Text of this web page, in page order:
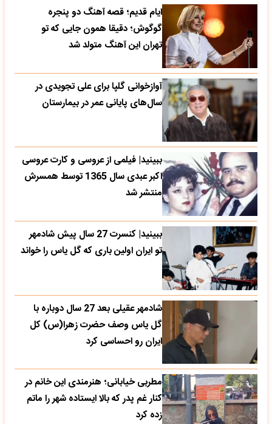
ایام قدیم؛ قصه آهنگ دو پنجره
گوگوش؛ دقیقا همون جایی که تو
تهران این آهنگ متولد شد
آوازخوانی گلپا برای علی تجویدی در
سال‌های پایانی عمر در بیمارستان
ببینید| فیلمی از عروسی و کارت عروسی
اکبر عبدی سال 1365 توسط همسرش
منتشر شد
ببینید| کنسرت 27 سال پیش شادمهر
تو ایران اولین باری که گل یاس را خواند
شادمهر عقیلی بعد 27 سال دوباره با
گل یاس وصف حضرت زهرا(س) کل
ایران رو احساسی کرد
مطربی خیابانی؛ هنرمندی این خانم در
کنار غم پدر که بالا ایستاده شهر را ماتم
زده کرد